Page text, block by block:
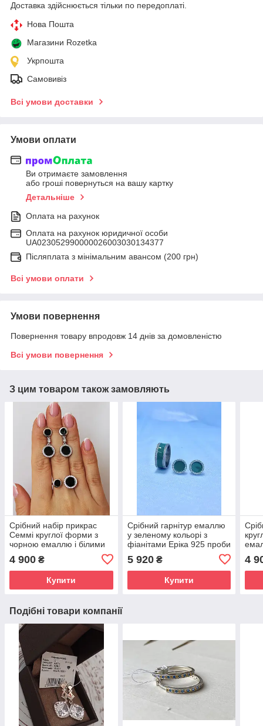
Доставка здійснюється тільки по передоплаті.
Нова Пошта
Магазини Rozetka
Укрпошта
Самовивіз
Всі умови доставки
Умови оплати
Ви отримаєте замовлення
або гроші повернуться на вашу картку
Детальніше
Оплата на рахунок
Оплата на рахунок юридичної особи
UA023052990000026003030134377
Післяплата з мінімальним авансом (200 грн)
Всі умови оплати
Умови повернення
Повернення товару впродовж 14 днів за домовленістю
Всі умови повернення
З цим товаром також замовляють
Срібний набір прикрас
Семмі круглої форми з
чорною емаллю і білими
4 900 ₴
Купити
Срібний гарнітур емаллю
у зеленому кольорі з
фіанітами Еріка 925 проби
5 920₴
Купити
4
Подібні товари компанії